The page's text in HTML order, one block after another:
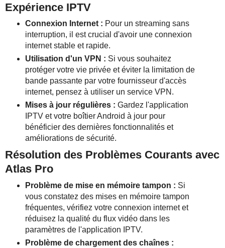
Expérience IPTV
Connexion Internet : Pour un streaming sans
interruption, il est crucial d'avoir une connexion
internet stable et rapide.
Utilisation d'un VPN : Si vous souhaitez
protéger votre vie privée et éviter la limitation de
bande passante par votre fournisseur d'accès
internet, pensez à utiliser un service VPN.
Mises à jour régulières : Gardez l'application
IPTV et votre boîtier Android à jour pour
bénéficier des dernières fonctionnalités et
améliorations de sécurité.
Résolution des Problèmes Courants avec
Atlas Pro
Problème de mise en mémoire tampon : Si
vous constatez des mises en mémoire tampon
fréquentes, vérifiez votre connexion internet et
réduisez la qualité du flux vidéo dans les
paramètres de l'application IPTV.
Problème de chargement des chaînes :